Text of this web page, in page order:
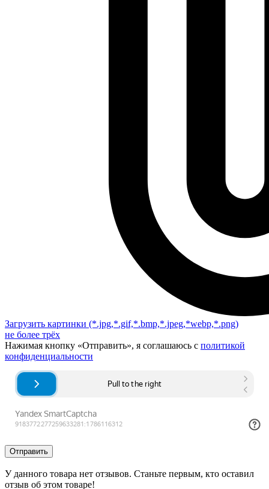
Загрузить картинки (*.jpg,*.gif,*.bmp,*.jpeg,*webp,*.png)
не более трёх
Нажимая кнопку «Отправить», я соглашаюсь с политикой
конфиденциальности
Отправить
У данного товара нет отзывов. Станьте первым, кто оставил
отзыв об этом товаре!